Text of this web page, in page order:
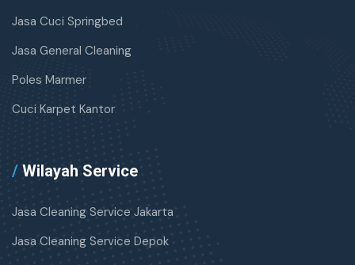
Jasa Cuci Springbed
Jasa General Cleaning
Poles Marmer
Cuci Karpet Kantor
/ Wilayah Service
Jasa Cleaning Service Jakarta
Jasa Cleaning Service Depok